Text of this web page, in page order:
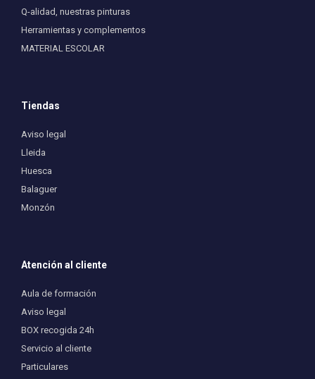
Q-alidad, nuestras pinturas
Herramientas y complementos
MATERIAL ESCOLAR
Tiendas
Aviso legal
Lleida
Huesca
Balaguer
Monzón
Atención al cliente
Aula de formación
Aviso legal
BOX recogida 24h
Servicio al cliente
Particulares